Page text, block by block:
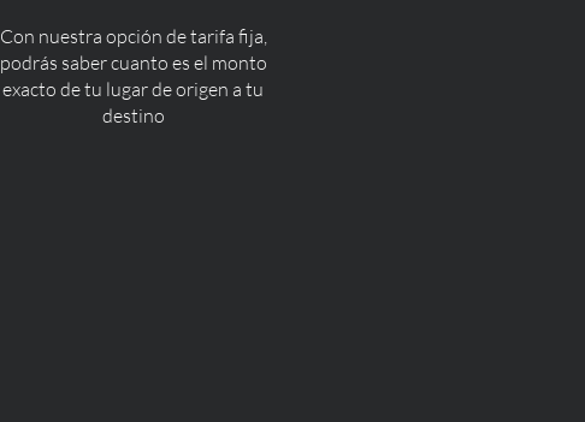
Con nuestra opción de tarifa fija,
podrás saber cuanto es el monto
exacto de tu lugar de origen a tu
destino